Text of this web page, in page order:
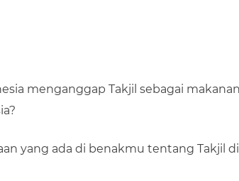
menganggap Takjil sebagai
yang ada di benakmu tentang Takjil